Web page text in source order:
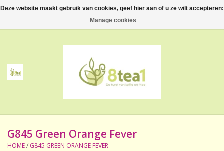
0 Artikelen - €--,--
Thee
Accessoires
G845 Green Orange Fever
HOME/ G845 GREEN ORANGE FEVER
Deze website maakt gebruik van cookies, geef hier aan of u ze wilt accepteren:
Manage cookies